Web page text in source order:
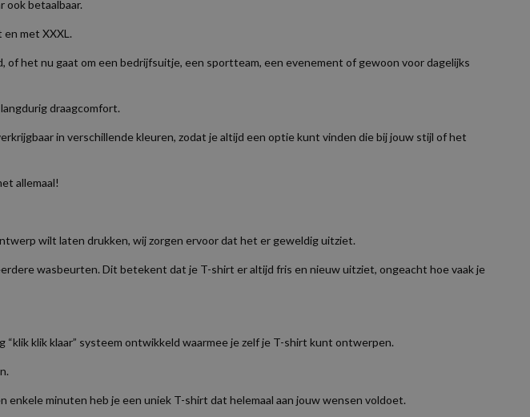
ook betaalbaar.
met XXXL.
het nu gaat om een bedrijfsuitje, een sportteam, een evenement of gewoon voor dagelijks
draagcomfort.
in verschillende kleuren, zodat je altijd een optie kunt vinden die bij jouw stijl of het
allemaal!
wilt laten drukken, wij zorgen ervoor dat het er geweldig uitziet.
wasbeurten. Dit betekent dat je T-shirt er altijd fris en nieuw uitziet, ongeacht hoe vaak je
klik klaar” systeem ontwikkeld waarmee je zelf je T-shirt kunt ontwerpen.
minuten heb je een uniek T-shirt dat helemaal aan jouw wensen voldoet.